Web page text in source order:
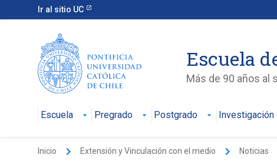
Ir al sitio UC
Escuela
Más de 90 años al
Escuela Pregrado Postgrado Investigación
Inicio keyboard_arrow_right Extensión y Vinculación con el medio keyboard_arrow_right Noticias